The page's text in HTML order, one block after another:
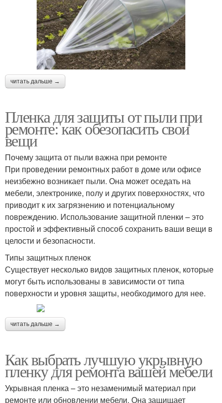
читать дальше →
Пленка для защиты от пыли при
ремонте: как обезопасить свои
вещи
Почему защита от пыли важна при ремонте
При проведении ремонтных работ в доме или офисе
неизбежно возникает пыли. Она может оседать на
мебели, электронике, полу и других поверхностях, что
приводит к их загрязнению и потенциальному
повреждению. Использование защитной пленки – это
простой и эффективный способ сохранить ваши вещи в
целости и безопасности.
Типы защитных пленок
Существует несколько видов защитных пленок, которые
могут быть использованы в зависимости от типа
поверхности и уровня защиты, необходимого для нее.
читать дальше →
Как выбрать лучшую укрывную
пленку для ремонта вашей мебели
Укрывная пленка – это незаменимый материал при
ремонте или обновлении мебели. Она защищает